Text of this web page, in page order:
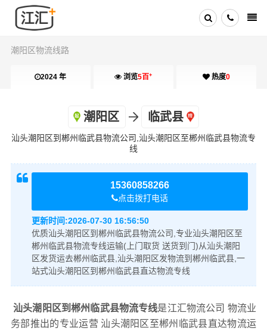
潮阳区物流线路
2024 年 浏览5百+ 热度0
潮阳区 临武县
汕头潮阳区到郴州临武县物流公司,汕头潮阳区至郴州临武县物流专
线
15360858266
点击拨打电话
更新时间:2026-07-30 16:56:50
优质汕头潮阳区到郴州临武县物流公司,专业汕头潮阳区至
郴州临武县物流专线运输(上门取货 送货到门)从汕头潮阳
区发货运去郴州临武县,汕头潮阳区发物流到郴州临武县,一
站式汕头潮阳区到郴州临武县直达物流专线
汕头潮阳区到郴州临武县物流专线是江汇物流公司 物流业
务部推出的专业运营 汕头潮阳区至郴州临武县直达物流运